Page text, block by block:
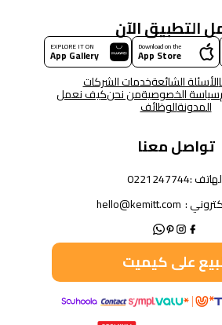
التطبيق الآن
Download on the
App Store
EXPLORE IT ON
App Gallery
الأسئلة الشائعةخدمات الشركات
سياسة الخصوصيةمن نحنكيف نعمل
المدونةالوظائف
تواصل معنا
:
0221247744
:
hello@kemitt.com
على كيميت